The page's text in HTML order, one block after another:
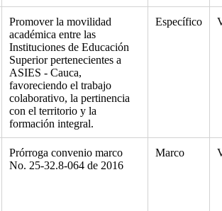
Promover la movilidad
académica entre las
Instituciones de Educación
Superior pertenecientes a
ASIES - Cauca,
favoreciendo el trabajo
colaborativo, la pertinencia
con el territorio y la
formación integral.
Específico
Prórroga convenio marco
No. 25-32.8-064 de 2016
Marco